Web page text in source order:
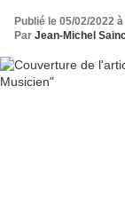
Publié le 05/02/2022
Par Jean-Michel